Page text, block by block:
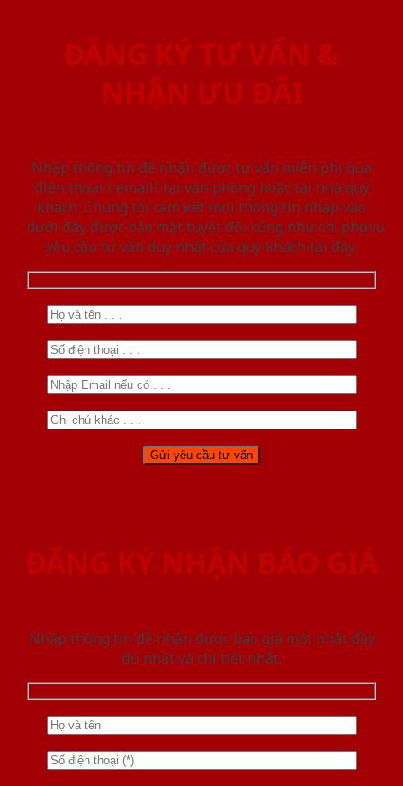
ĐĂNG KÝ TƯ VẤN &
NHẬN ƯU ĐÃI
Nhập thông tin để nhận được tư vấn miễn phí qua
điện thoại / email/ tại văn phòng hoặc tại nhà quý
khách. Chúng tôi cam kết mọi thông tin nhập vào
dưới đây được bảo mật tuyệt đối cũng như chỉ phục vụ
yêu cầu tư vấn duy nhất của quý khách tại đây.
ĐĂNG KÝ NHẬN BÁO GIÁ
Nhập thông tin để nhận được báo giá mới nhât đầy
đủ nhất và chi tiết nhất.